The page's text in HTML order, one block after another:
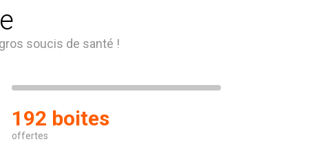
soucis de santé !
192 boites
offertes